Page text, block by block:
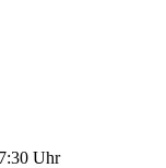
Uhr